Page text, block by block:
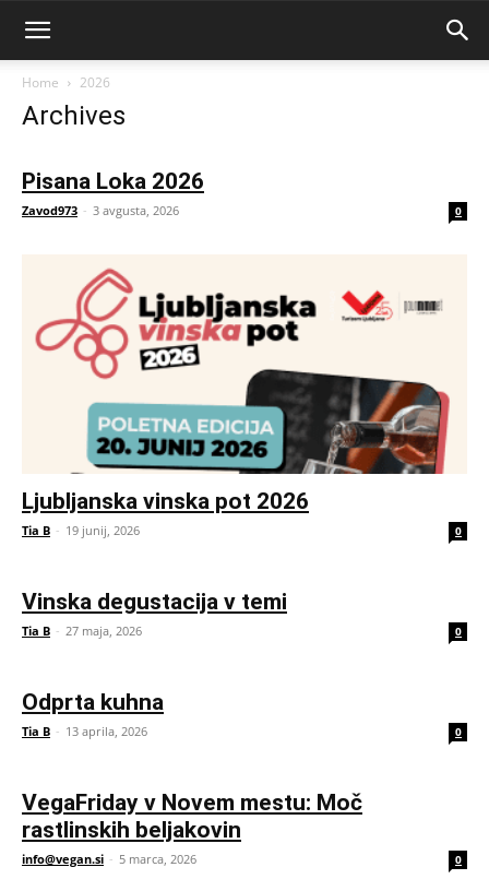
Home 2026
Archives
Pisana Loka 2026
Zavod973 - 3 avgusta, 2026 0
Ljubljanska vinska pot 2026
Tia B - 19 junij, 2026 0
Vinska degustacija v temi
Tia B - 27 maja, 2026 0
Odprta kuhna
Tia B - 13 aprila, 2026 0
VegaFriday v Novem mestu: Moč
rastlinskih beljakovin
info@vegan.si - 5 marca, 2026 0